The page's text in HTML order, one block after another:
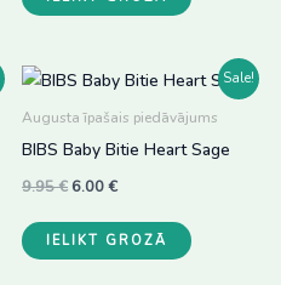
Sale!
Augusta īpašais piedāvājums
BIBS Baby Bitie Heart Sage
9.95€Original
was:
9.95 €.
6.00€Current
is:
6.00 €.
IELIKT GROZĀ